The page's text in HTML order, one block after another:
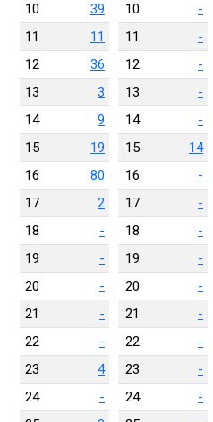
10
39
11
11
12
36
13
3
14
9
15
19
16
80
17
2
18
-
19
-
20
-
21
-
22
-
23
4
24
-
10
-
11
-
12
-
13
-
14
-
15
14
16
-
17
-
18
-
19
-
20
-
21
-
22
-
23
-
24
-